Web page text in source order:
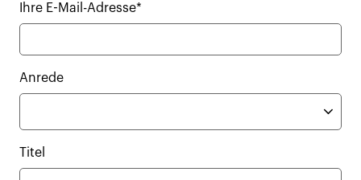
Ihre E-Mail-Adresse*
Anrede
Titel